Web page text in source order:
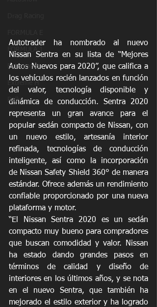
FORMULA 1
Extreme E
Rally
Autotrader ha nombrado al nuevo
Nissan Sentra en su lista de “Mejores
Autos Nuevos para 2020”, que califica a
los vehículos recién lanzados en función
del valor, tecnología disponible y
dinámica de conducción. Sentra 2020
representa un gran avance para el
popular sedán compacto de Nissan, con
un nuevo estilo, artesanía interior
refinada, tecnologías de conducción
inteligente, así como la incorporación
de Nissan Safety Shield 360° de manera
estándar. Ofrece además un rendimiento
confiable proporcionado por una nueva
plataforma y motor.
“El Nissan Sentra 2020 es un sedán
compacto muy bueno para compradores
que buscan comodidad y valor. Nissan
ha estado dando grandes pasos en
términos de calidad y diseño de
interiores en los últimos años, y se nota
en el nuevo Sentra, que también ha
mejorado el estilo exterior y ha logrado